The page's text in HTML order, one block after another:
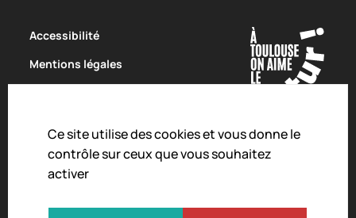
Ce site utilise des cookies et vous donne le
contrôle sur ceux que vous souhaitez
activer
Accessibilité
Mentions légales
Charte de modération
Droit d'alerte
Crédits